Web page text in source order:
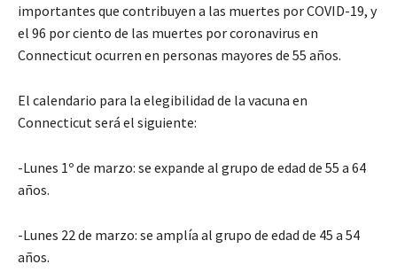
importantes que contribuyen a las muertes por COVID-19, y
el 96 por ciento de las muertes por coronavirus en
Connecticut ocurren en personas mayores de 55 años.
El calendario para la elegibilidad de la vacuna en
Connecticut será el siguiente:
-Lunes 1º de marzo: se expande al grupo de edad de 55 a 64
años.
-Lunes 22 de marzo: se amplía al grupo de edad de 45 a 54
años.